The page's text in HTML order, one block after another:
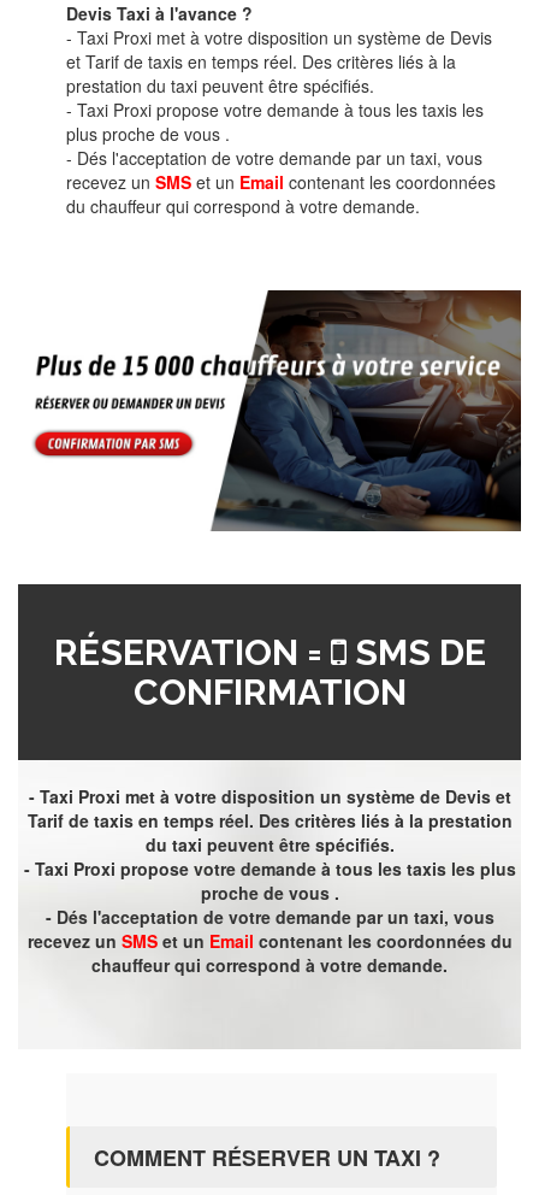
Devis Taxi à l'avance ?
- Taxi Proxi met à votre disposition un système de Devis
et Tarif de taxis en temps réel. Des critères liés à la
prestation du taxi peuvent être spécifiés.
- Taxi Proxi propose votre demande à tous les taxis les
plus proche de vous .
- Dés l'acceptation de votre demande par un taxi, vous
recevez un SMS et un Email contenant les coordonnées
du chauffeur qui correspond à votre demande.
RÉSERVATION =
SMS DE
CONFIRMATION
- Taxi Proxi met à votre disposition un système de Devis et
Tarif de taxis en temps réel. Des critères liés à la prestation
du taxi peuvent être spécifiés.
- Taxi Proxi propose votre demande à tous les taxis les plus
proche de vous .
- Dés l'acceptation de votre demande par un taxi, vous
recevez un SMSet un Email contenant les coordonnées du
chauffeur qui correspond à votre demande.
COMMENT RÉSERVER UN TAXI ?